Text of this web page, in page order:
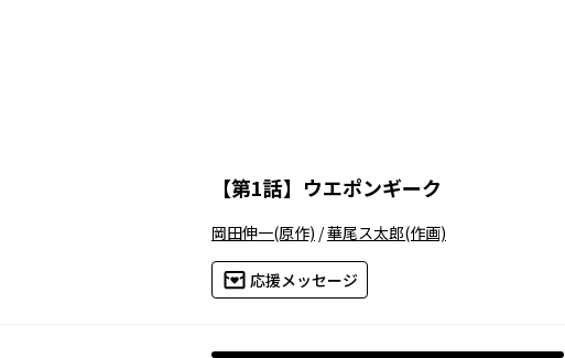
【第1話】 ウエポンギーク
岡田伸一(原作) /華尾ス太郎(作画)
応援メッセージ